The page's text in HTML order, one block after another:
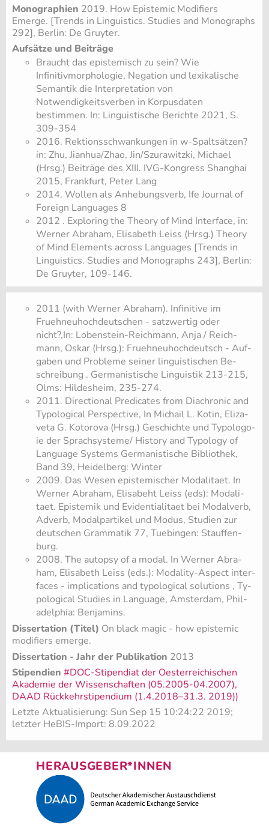
Monographien 2019. How Epistemic Modifiers
Emerge. [Trends in Lin­gu­is­tics. Stu­dies and Mo­no­graphs
292], Berlin: De Gruyter.
Aufsätze und Beiträge
​Braucht das epistemisch zu sein? Wie
Infinitivmorphologie, Negation und lexikalische
Semantik die Interpretation von
Notwendigkeitsverben in Korpusdaten
bestimmen. In: Linguistische Berichte 2021, S.
309-354
2016. Rektionsschwankungen in w-Spaltsätzen?
in: Zhu, Jianhua/Zhao, Jin/Szurawitzki, Michael
(Hrsg.) Beiträge des XIII. IVG-Kongress Shanghai
2015, Frankfurt, Peter Lang
2014. Wollen als Anhebungsverb, Ife Journal of
Foreign Languages 8
2012 . Ex­plo­ring the Theo­ry of Mind In­ter­face, in:
Wer­ner Abra­ham, Eli­sa­beth Leiss (Hrsg.) Theo­ry
of Mind Ele­ments across Lan­gua­ges [Trends in
Lin­gu­is­tics. Stu­dies and Mo­no­graphs 243], Ber­lin:
De Gruy­ter, 109-​146.
2011 (with Wer­ner Abra­ham). In­fi­ni­ti­ve im
Fruehneu­hoch­deut­schen - satz­wer­tig oder
nicht?,In: Lo­ben­stein-​Reich­mann, Anja / Reich­
mann, Oskar (Hrsg.): Fruehneu­hoch­deutsch - Auf­
ga­ben und Pro­ble­me sei­ner lin­gu­is­ti­schen Be­
schrei­bung . Ger­ma­nis­ti­sche Lin­gu­is­tik 213-​215,
Olms: Hil­des­heim, 235-​274.
2011. Di­rec­tio­nal Pre­di­ca­tes from Dia­chro­nic and
Ty­po­lo­gi­cal Per­spec­tive, In Mi­chail L. Kotin, Eli­za­
ve­ta G. Ko­to­ro­va (Hrsg.) Ge­schich­te und Ty­po­lo­go­
ie der Sprach­sys­te­me/ Histo­ry and Ty­po­lo­gy of
Lan­gua­ge Sys­tems Ger­ma­nis­ti­sche Bi­blio­thek,
Band 39, Hei­del­berg: Win­ter
2009. Das Wesen epis­te­mi­scher Mo­da­li­taet. In
Wer­ner Abra­ham, Eli­sabeht Leiss (eds): Mo­da­li­
taet. Epis­temik und Evi­den­tia­li­taet bei Mo­dal­verb,
Ad­verb, Mo­dal­par­ti­kel und Modus, Stu­di­en zur
deut­schen Gram­ma­tik 77, Tu­e­bin­gen: Stauf­fen­
burg.
2008. The auto­p­sy of a modal. In Wer­ner Abra­
ham, Eli­sa­beth Leiss (eds.): Mo­da­li­ty-Aspect in­ter­
faces - im­p­li­ca­ti­ons and ty­po­lo­gi­cal so­lu­ti­ons , Ty­
po­lo­gi­cal Stu­dies in Lan­gua­ge, Ams­ter­dam, Phil­
adel­phia: Ben­ja­mins.
Dissertation (Titel) On black magic - how epistemic
modifiers emerge.
Dissertation - Jahr der Publikation 2013
Stipendien #DOC-Sti­pen­di­at der Oes­ter­rei­chi­schen
Aka­de­mie der Wis­sen­schaf­ten (05.2005-04.2007),
DAAD Rückkehrstipendium (1.4.2018–31.3. 2019))
Letzte Aktualisierung: Sun Sep 15 10:24:22 2019;
letzter HeBIS-Import: 8.09.2022
HERAUSGEBER*INNEN